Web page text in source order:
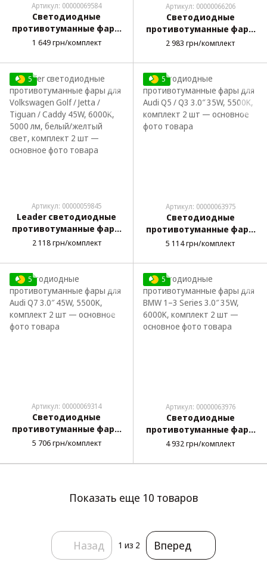
Артикул: 00000069584
Светодиодные
противотуманные фары
для Mitsubishi Lancer X
белый/желтый свет,
комплект 2 шт
1 649 грн/комплект
Артикул: 00000066206
Светодиодные
противотуманные фары
для Toyota Land Cruiser
комплект 2 шт
2 983 грн/комплект
5
Артикул: 00000059845
Leader светодиодные
противотуманные фары
для Volkswagen Golf /
6000K, 5000 лм, белый/
желтый свет, комплект 2
шт
2 118 грн/комплект
5
Артикул: 00000063975
Светодиодные
противотуманные фары
для Audi Q5 / Q3 3.0″ 35W,
5 114 грн/комплект
5
Артикул: 00000069314
Светодиодные
противотуманные фары
для Audi Q7 3.0″ 45W,
5 706 грн/комплект
5
Артикул: 00000063976
Светодиодные
противотуманные фары
для BMW 1–3 Series 3.0″
шт
4 932 грн/комплект
Показать еще 10 товаров
Назад 1 из 2 Вперед